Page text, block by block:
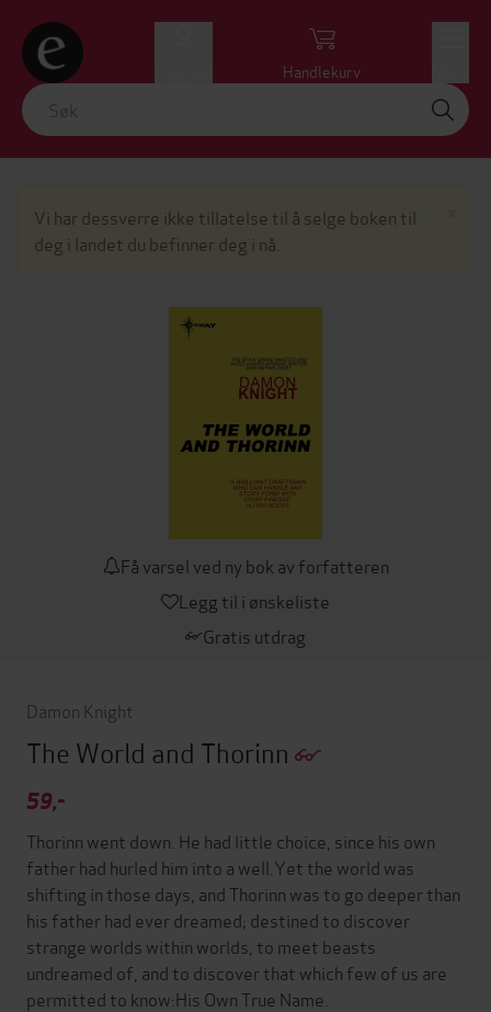
Handlekurv
Vi har dessverre ikke tillatelse til å selge boken til
deg i landet du befinner deg i nå.
Få varsel ved ny bok av forfatteren
Legg til i ønskeliste
Gratis utdrag
Damon Knight
The World and Thorinn
59,-
Thorinn went down. He had little choice, since his own
father had hurled him into a well.Yet the world was
shifting in those days, and Thorinn was to go deeper than
his father had ever dreamed; destined to discover
strange worlds within worlds, to meet beasts
undreamed of, and to discover that which few of us are
permitted to know:His Own True Name.